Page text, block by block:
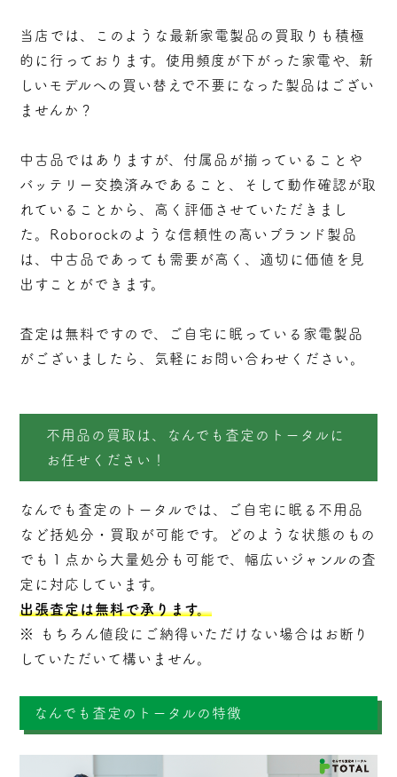
当店では、このような最新家電製品の買取りも積極
的に行っております。使用頻度が下がった家電や、新
しいモデルへの買い替えで不要になった製品はござい
ませんか？
中古品ではありますが、付属品が揃っていることや
バッテリー交換済みであること、そして動作確認が取
れていることから、高く評価させていただきまし
た。Roborockのような信頼性の高いブランド製品
は、中古品であっても需要が高く、適切に価値を見
出すことができます。
査定は無料ですので、ご自宅に眠っている家電製品
がございましたら、気軽にお問い合わせください。
不用品の買取は、なんでも査定のトータルに
お任せください！
なんでも査定のトータルでは、ご自宅に眠る不用品
など括処分・ 買取 が可能です。どのような状態のもの
でも１点から大量処分も可能で、幅広いジャンルの査
定に対応しています。
出張査定は無料で承ります。
※ もちろん値段にご納得いただけない場合はお断り
していただいて構いません。
なんでも査定のトータルの特徴